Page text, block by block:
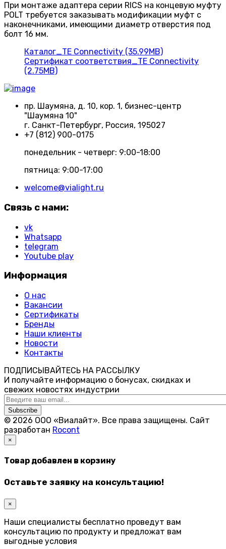
При монтаже адаптера серии RICS на конце­вую муфту
POLT требуется заказывать модификации муфт с
наконечниками, имеющими диаметр отверстия под
болт 16 мм.
Каталог_TE Connectivity (35.99MB)
Сертификат соответствия_TE Connectivity
(2.75MB)
пр. Шаумяна, д. 10, кор. 1, бизнес-центр
"Шаумяна 10"
г. Санкт-Петербург, Россия, 195027
+7 (812) 900-0175
понедельник - четверг: 9:00-18:00
пятница: 9:00-17:00
welcome@vialight.ru
Связь с нами:
vk
Whatsapp
telegram
Youtube play
Информация
О нас
Вакансии
Сертификаты
Бренды
Наши клиенты
Новости
Контакты
ПОДПИСЫВАЙТЕСЬ НА РАССЫЛКУ
И получайте информацию о бонусах, скидках и
свежих новостях индустрии
Subscribe
© 2026 ООО «Виалайт». Все права защищены. Cайт
разработан Rocont
×
Товар добавлен в корзину
Оставьте заявку на консультацию!
×
Наши специалисты бесплатно проведут вам
консультацию по продукту и предложат вам
выгодные условия